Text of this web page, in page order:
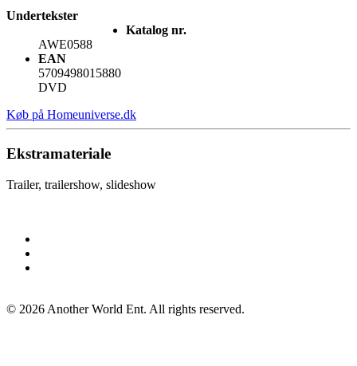
Undertekster
Katalog nr.
AWE0588
EAN
5709498015880
DVD
Køb på Homeuniverse.dk
Ekstramateriale
Trailer, trailershow, slideshow
© 2026 Another World Ent. All rights reserved.